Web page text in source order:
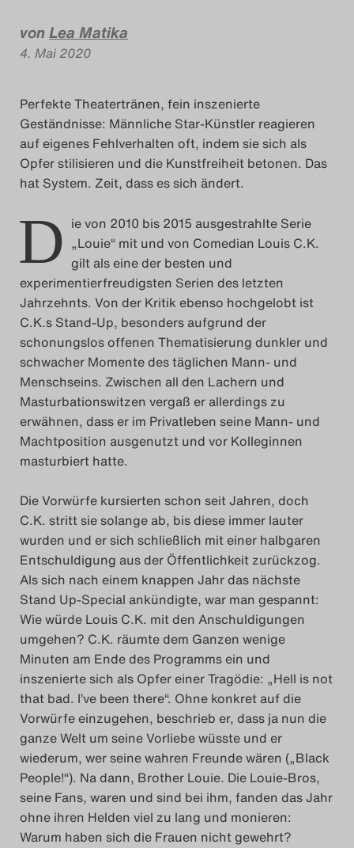
Das Theatertreffen-Blog
Das Theatertreffen-Blog
2022
Das Theatertreffen-Blog
2023
Das Theatertreffen-Blog
2024
Das Theatertreffen-Blog
2025
Das Theatertreffen-Blog
Archiv
Impressum
Nutzungsbedingungen
Search
vonLea Matika
4. Mai 2020
Perfekte Theatertränen, fein inszenierte
Geständnisse: Männliche Star-Künstler reagieren
auf eigenes Fehlverhalten oft, indem sie sich als
Opfer stilisieren und die Kunstfreiheit betonen. Das
hat System. Zeit, dass es sich ändert.
D ie von 2010 bis 2015 ausgestrahlte Serie
„Louie“ mit und von Comedian Louis C.K.
gilt als eine der besten und
experimentierfreudigsten Serien des letzten
Jahrzehnts. Von der Kritik ebenso hochgelobt ist
C.K.s Stand-Up, besonders aufgrund der
schonungslos offenen Thematisierung dunkler und
schwacher Momente des täglichen Mann- und
Menschseins. Zwischen all den Lachern und
Masturbationswitzen vergaß er allerdings zu
erwähnen, dass er im Privatleben seine Mann- und
Machtposition ausgenutzt und vor Kolleginnen
masturbiert hatte.
Die Vorwürfe kursierten schon seit Jahren, doch
C.K. stritt sie solange ab, bis diese immer lauter
wurden und er sich schließlich mit einer halbgaren
Entschuldigung aus der Öffentlichkeit zurückzog.
Als sich nach einem knappen Jahr das nächste
Stand Up-Special ankündigte, war man gespannt:
Wie würde Louis C.K. mit den Anschuldigungen
umgehen? C.K. räumte dem Ganzen wenige
Minuten am Ende des Programms ein und
inszenierte sich als Opfer einer Tragödie: „Hell is not
that bad. I’ve been there“. Ohne konkret auf die
Vorwürfe einzugehen, beschrieb er, dass ja nun die
ganze Welt um seine Vorliebe wüsste und er
wiederum, wer seine wahren Freunde wären („Black
People!“). Na dann, Brother Louie. Die Louie-Bros,
seine Fans, waren und sind bei ihm, fanden das Jahr
ohne ihren Helden viel zu lang und monieren:
Warum haben sich die Frauen nicht gewehrt?